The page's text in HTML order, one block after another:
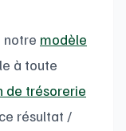
notre modèle
à toute
de trésorerie
résultat /